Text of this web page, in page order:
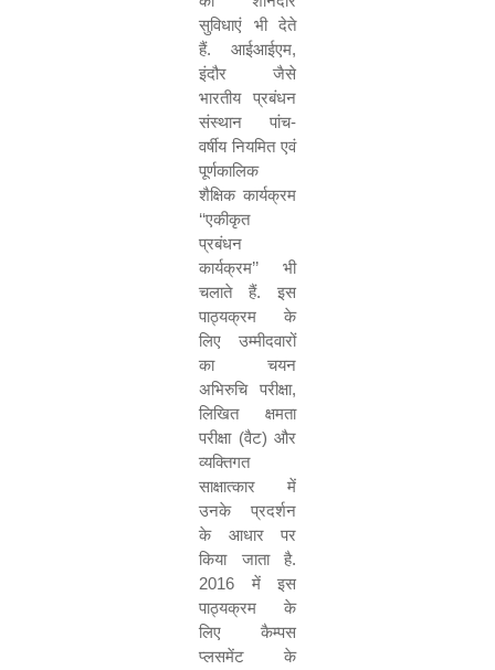
सुविधाएं भी देते
हैं. आईआईएम,
इंदौर जैसे
भारतीय प्रबंधन
संस्थान पांच-
वर्षीय नियमित एवं
पूर्णकालिक
शैक्षिक कार्यक्रम
‘‘एकीकृत
प्रबंधन
कार्यक्रम’’ भी
चलाते हैं. इस
पाठ्यक्रम के
लिए उम्मीदवारों
का चयन
अभिरुचि परीक्षा,
लिखित क्षमता
परीक्षा (वैट) और
व्यक्तिगत
साक्षात्कार में
उनके प्रदर्शन
के आधार पर
किया जाता है.
2016 में इस
पाठ्यक्रम के
लिए कैम्पस
प्लसमेंट के